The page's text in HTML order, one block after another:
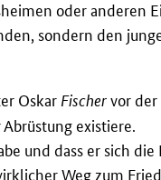
oder anderen
sondern den
Oskar Fischervor der
existiere.
und dass er sich die
Weg zum